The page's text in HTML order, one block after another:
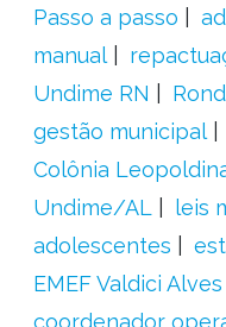
Passo a passo
manual
Undime RN
gestão municipal
Colônia
Undime/AL
leis
adolescentes
EMEF Valdici
coordenador